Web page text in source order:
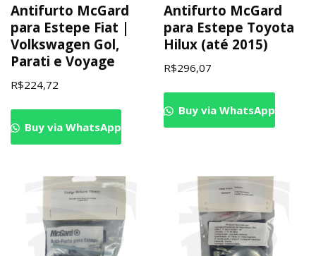
Antifurto McGard
para Estepe Fiat |
Volkswagen Gol,
Parati e Voyage
R$224,72
Buy via WhatsApp
Antifurto McGard
para Estepe Toyota
Hilux (até 2015)
R$296,07
Buy via WhatsApp